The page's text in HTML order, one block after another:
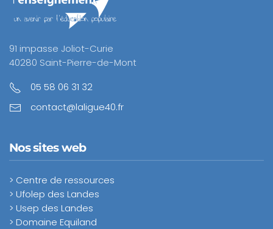
91 impasse Joliot-Curie
40280 Saint-Pierre-de-Mont
05 58 06 31 32
contact@laligue40.fr
Nos sites web
> Centre de ressources
> Ufolep des Landes
> Usep des Landes
> Domaine Equiland